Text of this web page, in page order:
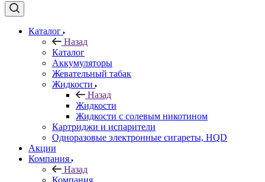
Каталог
Назад
Каталог
Аккумуляторы
Жевательный табак
Жидкости
Назад
Жидкости
Жидкости с солевым никотином
Картриджи и испарители
Одноразовые электронные сигареты, HQD
Акции
Компания
Назад
Компания